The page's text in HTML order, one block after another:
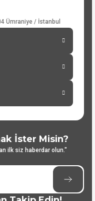
Ümraniye / İstanbul
İster Misin?
ilk siz haberdar olun."